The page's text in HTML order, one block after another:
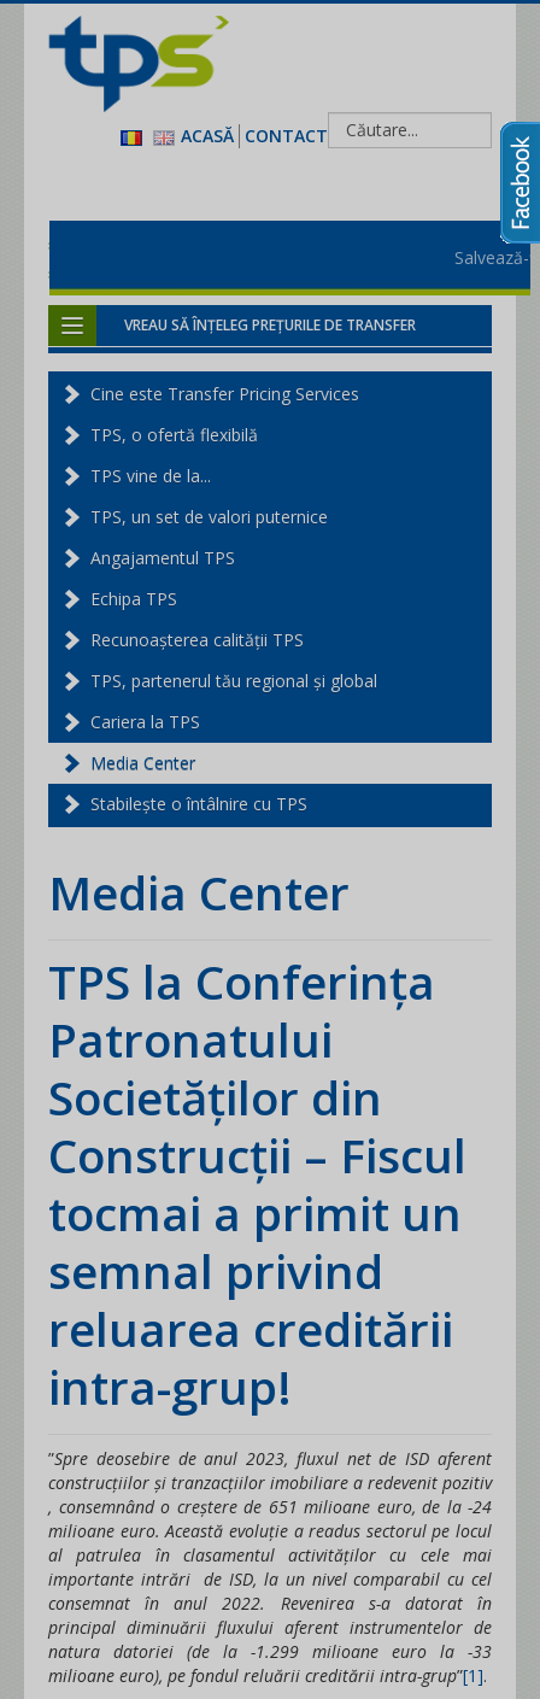
ACASĂ CONTACT
VREAU SĂ ÎNȚELEG PREȚURILE DE TRANSFER
VREAU UN ALIAT ÎN FAȚA FISCULUI
VREAU DOSARUL PREȚURILOR DE TRANSFER
Cine este Transfer Pricing Services
TPS, o ofertă flexibilă
TPS vine de la...
TPS, un set de valori puternice
Angajamentul TPS
Echipa TPS
Recunoașterea calității TPS
TPS, partenerul tău regional și global
Cariera la TPS
Media Center
Stabilește o întâlnire cu TPS
Media Center
TPS la Conferința
Patronatului
Societăților din
Construcții – Fiscul
tocmai a primit un
semnal privind
reluarea creditării
intra-grup!
”Spre deosebire de anul 2023, fluxul net de ISD aferent
construcțiilor și tranzacțiilor imobiliare a redevenit pozitiv
, consemnând o creștere de 651 milioane euro, de la -24
milioane euro. Această evoluție a readus sectorul pe locul
al patrulea în clasamentul activităților cu cele mai
importante intrări de ISD, la un nivel comparabil cu cel
consemnat în anul 2022. Revenirea s-a datorat în
principal diminuării fluxului aferent instrumentelor de
natura datoriei (de la -1.299 milioane euro la -33
milioane euro), pe fondul reluării creditării intra-grup”[1].